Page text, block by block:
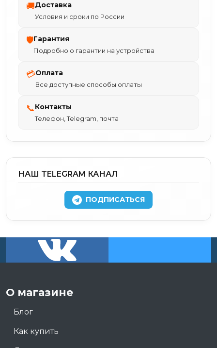
🚚Доставка
Условия и сроки по России
🛡Гарантия
Подробно о гарантии на устройства
💳Оплата
Все доступные способы оплаты
📞Контакты
Телефон, Telegram, почта
НАШ TELEGRAM КАНАЛ
ПОДПИСАТЬСЯ
О магазине
Блог
Как купить